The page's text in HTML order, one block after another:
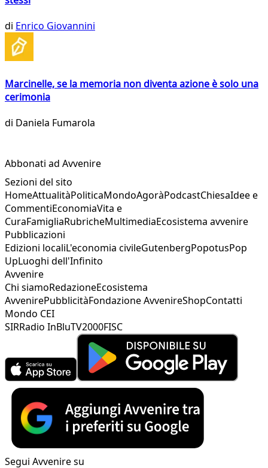
di Enrico Giovannini
Marcinelle, se la memoria non diventa azione è solo una
cerimonia
di Daniela Fumarola
Abbonati ad Avvenire
Sezioni del sito
HomeAttualitàPoliticaMondoAgoràPodcastChiesaIdee e
CommentiEconomiaVita e
CuraFamigliaRubricheMultimediaEcosistema avvenire
Pubblicazioni
Edizioni localiL'economia civileGutenbergPopotusPop
UpLuoghi dell'Infinito
Avvenire
Chi siamoRedazioneEcosistema
AvvenirePubblicitàFondazione AvvenireShopContatti
Mondo CEI
SIRRadio InBluTV2000FISC
Segui Avvenire su